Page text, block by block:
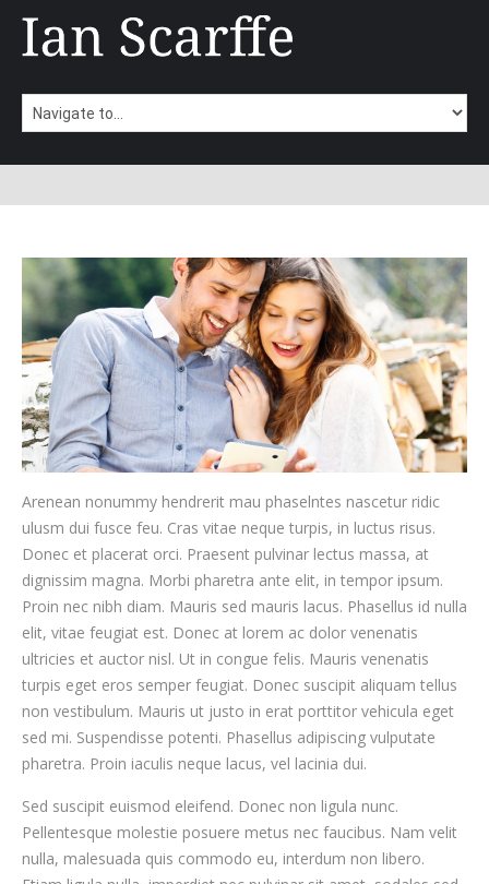
Arenean nonummy hendrerit mau phaselntes nascetur ridic
ulusm dui fusce feu. Cras vitae neque turpis, in luctus risus.
Donec et placerat orci. Praesent pulvinar lectus massa, at
dignissim magna. Morbi pharetra ante elit, in tempor ipsum.
Proin nec nibh diam. Mauris sed mauris lacus. Phasellus id nulla
elit, vitae feugiat est. Donec at lorem ac dolor venenatis
ultricies et auctor nisl. Ut in congue felis. Mauris venenatis
turpis eget eros semper feugiat. Donec suscipit aliquam tellus
non vestibulum. Mauris ut justo in erat porttitor vehicula eget
sed mi. Suspendisse potenti. Phasellus adipiscing vulputate
pharetra. Proin iaculis neque lacus, vel lacinia dui.
Sed suscipit euismod eleifend. Donec non ligula nunc.
Pellentesque molestie posuere metus nec faucibus. Nam velit
nulla, malesuada quis commodo eu, interdum non libero.